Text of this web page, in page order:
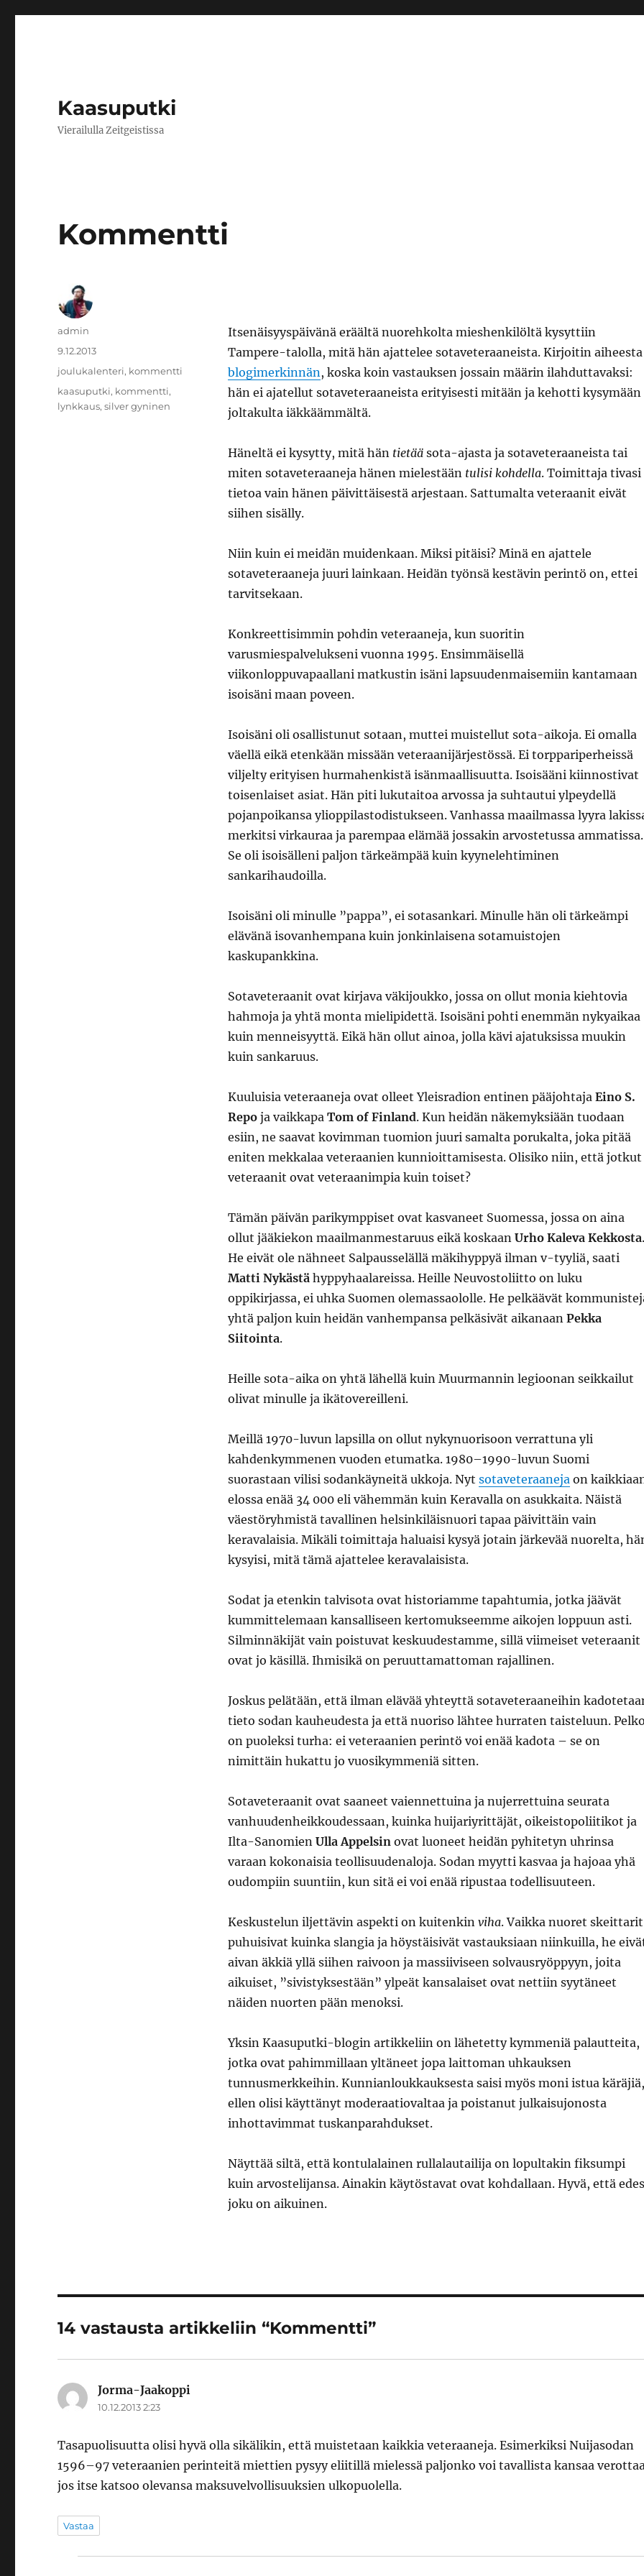
Kaasuputki
Vierailulla Zeitgeistissa
Kommentti
Itsenäisyyspäivänä eräältä nuorehkolta mieshenkilöltä kysyttiin
Tampere-talolla, mitä hän ajattelee sotaveteraaneista. Kirjoitin aiheesta
blogimerkinnän, koska koin vastauksen jossain määrin ilahduttavaksi:
hän ei ajatellut sotaveteraaneista erityisesti mitään ja kehotti kysymään
joltakulta iäkkäämmältä.
Häneltä ei kysytty, mitä hän tietääsota-ajasta ja sotaveteraaneista tai
miten sotaveteraaneja hänen mielestään tulisi kohdella. Toimittaja tivasi
tietoa vain hänen päivittäisestä arjestaan. Sattumalta veteraanit eivät
siihen sisälly.
Niin kuin ei meidän muidenkaan. Miksi pitäisi? Minä en ajattele
sotaveteraaneja juuri lainkaan. Heidän työnsä kestävin perintö on, ettei
tarvitsekaan.
Konkreettisimmin pohdin veteraaneja, kun suoritin
varusmiespalvelukseni vuonna 1995. Ensimmäisellä
viikonloppuvapaallani matkustin isäni lapsuudenmaisemiin kantamaan
isoisäni maan poveen.
Isoisäni oli osallistunut sotaan, muttei muistellut sota-aikoja. Ei omalla
väellä eikä etenkään missään veteraanijärjestössä. Ei torppariperheissä
viljelty erityisen hurmahenkistä isänmaallisuutta. Isoisääni kiinnostivat
toisenlaiset asiat. Hän piti lukutaitoa arvossa ja suhtautui ylpeydellä
pojanpoikansa ylioppilastodistukseen. Vanhassa maailmassa lyyra
merkitsi virkauraa ja parempaa elämää jossakin arvostetussa ammatissa.
Se oli isoisälleni paljon tärkeämpää kuin kyynelehtiminen
sankarihaudoilla.
Isoisäni oli minulle ”pappa”, ei sotasankari. Minulle hän oli tärkeämpi
elävänä isovanhempana kuin jonkinlaisena sotamuistojen
kaskupankkina.
Sotaveteraanit ovat kirjava väkijoukko, jossa on ollut monia kiehtovia
hahmoja ja yhtä monta mielipidettä. Isoisäni pohti enemmän nykyaikaa
kuin menneisyyttä. Eikä hän ollut ainoa, jolla kävi ajatuksissa muukin
kuin sankaruus.
Kuuluisia veteraaneja ovat olleet Yleisradion entinen pääjohtaja Eino S.
Repoja vaikkapa Tom of Finland. Kun heidän näkemyksiään tuodaan
esiin, ne saavat kovimman tuomion juuri samalta porukalta, joka pitää
eniten mekkalaa veteraanien kunnioittamisesta. Olisiko niin, että jotkut
veteraanit ovat veteraanimpia kuin toiset?
Tämän päivän parikymppiset ovat kasvaneet Suomessa, jossa on aina
ollut jääkiekon maailmanmestaruus eikä koskaan Urho Kaleva Kekkosta.
He eivät ole nähneet Salpausselällä mäkihyppyä ilman v-tyyliä, saati
Matti Nykästähyppyhaalareissa. Heille Neuvostoliitto on luku
oppikirjassa, ei uhka Suomen olemassaololle. He pelkäävät
yhtä paljon kuin heidän vanhempansa pelkäsivät aikanaan Pekka
Siitointa.
Heille sota-aika on yhtä lähellä kuin Muurmannin legioonan seikkailut
olivat minulle ja ikätovereilleni.
Meillä 1970-luvun lapsilla on ollut nykynuorisoon verrattuna yli
kahdenkymmenen vuoden etumatka. 1980–1990-luvun Suomi
suorastaan vilisi sodankäyneitä ukkoja. Nyt sotaveteraanejaon
elossa enää 34 000 eli vähemmän kuin Keravalla on asukkaita. Näistä
väestöryhmistä tavallinen helsinkiläisnuori tapaa päivittäin vain
keravalaisia. Mikäli toimittaja haluaisi kysyä jotain järkevää nuorelta,
kysyisi, mitä tämä ajattelee keravalaisista.
Sodat ja etenkin talvisota ovat historiamme tapahtumia, jotka jäävät
kummittelemaan kansalliseen kertomukseemme aikojen loppuun asti.
Silminnäkijät vain poistuvat keskuudestamme, sillä viimeiset veteraanit
ovat jo käsillä. Ihmisikä on peruuttamattoman rajallinen.
Joskus pelätään, että ilman elävää yhteyttä sotaveteraaneihin
tieto sodan kauheudesta ja että nuoriso lähtee hurraten taisteluun.
on puoleksi turha: ei veteraanien perintö voi enää kadota – se on
nimittäin hukattu jo vuosikymmeniä sitten.
Sotaveteraanit ovat saaneet vaiennettuina ja nujerrettuina seurata
vanhuudenheikkoudessaan, kuinka huijariyrittäjät, oikeistopoliitikot ja
Ilta-Sanomien Ulla Appelsinovat luoneet heidän pyhitetyn uhrinsa
varaan kokonaisia teollisuudenaloja. Sodan myytti kasvaa ja hajoaa yhä
oudompiin suuntiin, kun sitä ei voi enää ripustaa todellisuuteen.
Keskustelun iljettävin aspekti on kuitenkin viha. Vaikka nuoret skeittarit
puhuisivat kuinka slangia ja höystäisivät vastauksiaan niinkuilla, he
aivan äkkiä yllä siihen raivoon ja massiiviseen solvausryöppyyn, joita
aikuiset, ”sivistyksestään” ylpeät kansalaiset ovat nettiin syytäneet
näiden nuorten pään menoksi.
Yksin Kaasuputki-blogin artikkeliin on lähetetty kymmeniä palautteita,
jotka ovat pahimmillaan yltäneet jopa laittoman uhkauksen
tunnusmerkkeihin. Kunnianloukkauksesta saisi myös moni istua käräjiä,
ellen olisi käyttänyt moderaatiovaltaa ja poistanut julkaisujonosta
inhottavimmat tuskanparahdukset.
Näyttää siltä, että kontulalainen rullalautailija on lopultakin fiksumpi
kuin arvostelijansa. Ainakin käytöstavat ovat kohdallaan. Hyvä, että edes
joku on aikuinen.
Kirjoittaja
admin
Julkaistu
9.12.2013
Kategoriat
joulukalenteri, kommentti
Avainsanat
kaasuputki, kommentti,
lynkkaus,silver gyninen
14 vastausta artikkeliin “Kommentti”
Jorma-Jaakoppi
10.12.2013 2:23
Tasapuolisuutta olisi hyvä olla sikälikin, että muistetaan kaikkia veteraaneja. Esimerkiksi Nuijasodan
1596–97 veteraanien perinteitä miettien pysyy eliitillä mielessä paljonko voi tavallista kansaa
jos itse katsoo olevansa maksuvelvollisuuksien ulkopuolella.
Vastaa